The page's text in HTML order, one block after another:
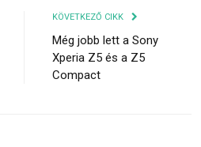
KÖVETKEZŐ CIKK
Még jobb lett a Sony
Xperia Z5 és a Z5
Compact